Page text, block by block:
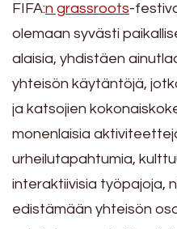
FIFA:n grassroots-
olemaan syvästi
alaisia, yhdistäen
yhteisön käytäntöjä,
ja katsojien
monenlaisia
urheilutapahtumia,
interaktiivisia työpajoja,
edistämään yhteisön